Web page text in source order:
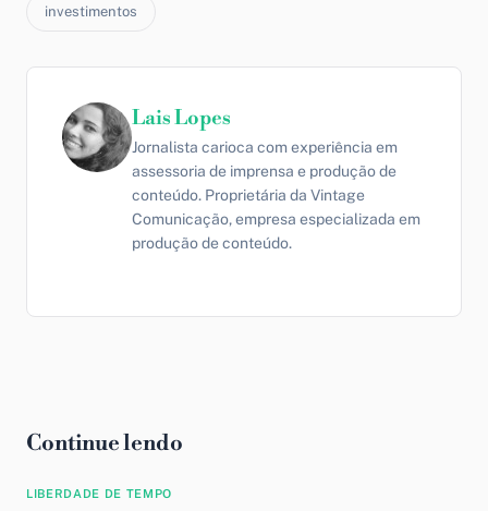
investimentos
Lais Lopes
Jornalista carioca com experiência em
assessoria de imprensa e produção de
conteúdo. Proprietária da Vintage
Comunicação, empresa especializada em
produção de conteúdo.
Continue lendo
LIBERDADE DE TEMPO